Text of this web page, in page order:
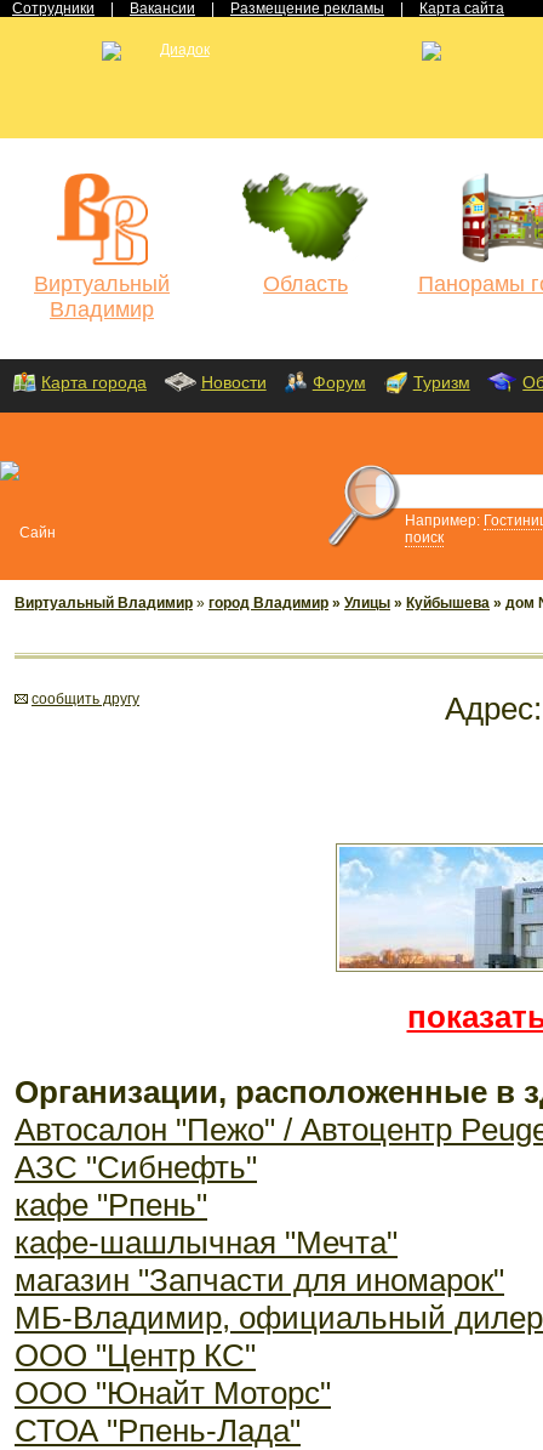
Сотрудники Вакансии Размещение рекламы Карта сайта
Виртуальный
Владимир
Область Панорамы
Карта города Новости Форум Туризм
Например:
поиск
Виртуальный Владимир » город Владимир » Улицы » Куйбышева » дом
cообщить другу
Организации, расположенные в
Автосалон "Пежо" / Автоцентр
АЗС "Сибнефть"
кафе "Рпень"
кафе-шашлычная "Мечта"
магазин "Запчасти для иномарок"
МБ-Владимир, официальный дилер
ООО "Центр КС"
ООО "Юнайт Моторс"
СТОА "Рпень-Лада"